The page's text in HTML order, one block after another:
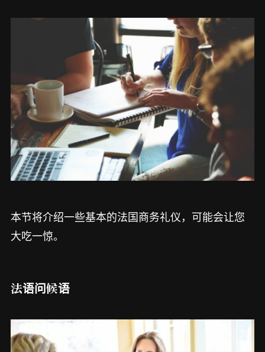
本节将介绍一些基本的法国商务礼仪，可能会让您
大吃一惊。
法语问候语